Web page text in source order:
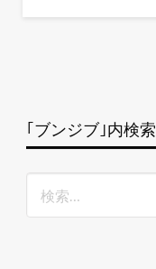
｢ブンジブ｣内検索